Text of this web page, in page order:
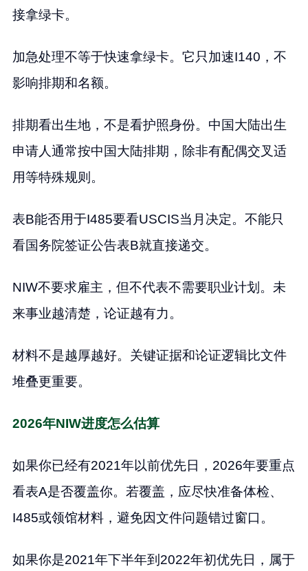
接拿绿卡。
加急处理不等于快速拿绿卡。它只加速I140，不
影响排期和名额。
排期看出生地，不是看护照身份。中国大陆出生
申请人通常按中国大陆排期，除非有配偶交叉适
用等特殊规则。
表B能否用于I485要看USCIS当月决定。不能只
看国务院签证公告表B就直接递交。
NIW不要求雇主，但不代表不需要职业计划。未
来事业越清楚，论证越有力。
材料不是越厚越好。关键证据和论证逻辑比文件
堆叠更重要。
2026年NIW进度怎么估算
如果你已经有2021年以前优先日，2026年要重点
看表A是否覆盖你。若覆盖，应尽快准备体检、
I485或领馆材料，避免因文件问题错过窗口。
如果你是2021年下半年到2022年初优先日，属于